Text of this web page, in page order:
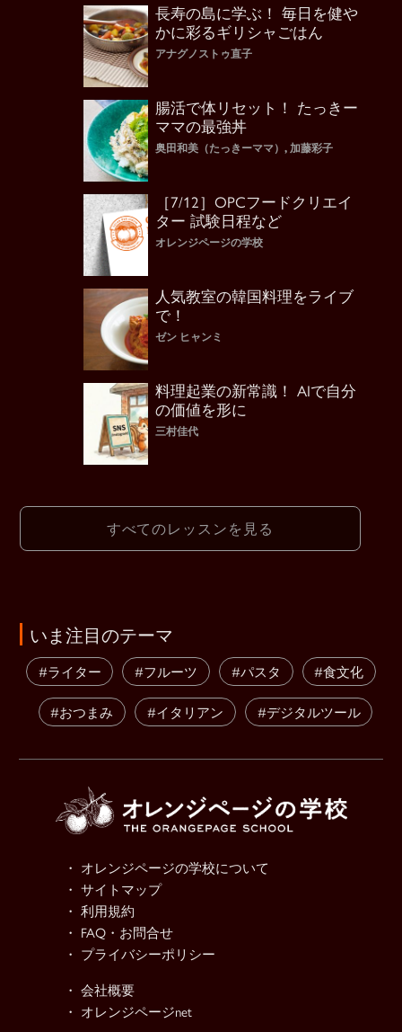
長寿の島に学ぶ！ 毎日を健や
かに彩るギリシャごはん
アナグノストゥ直子
腸活で体リセット！ たっきー
ママの最強丼
奥田和美（たっきーママ）, 加藤彩子
［7/12］OPCフードクリエイ
ター 試験日程など
オレンジページの学校
人気教室の韓国料理をライブ
で！
ゼン ヒャンミ
料理起業の新常識！ AIで自分
の価値を形に
三村佳代
すべてのレッスンを見る
いま注目のテーマ
#ライター #フルーツ #パスタ #食文化
#おつまみ #イタリアン #デジタルツール
・ オレンジページの学校について
・ サイトマップ
・ 利用規約
・ FAQ・お問合せ
・ プライバシーポリシー
・ 会社概要
・ オレンジページnet